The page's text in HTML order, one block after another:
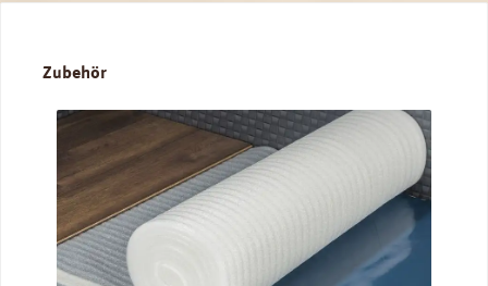
Produktgalerie überspringen
Zubehör